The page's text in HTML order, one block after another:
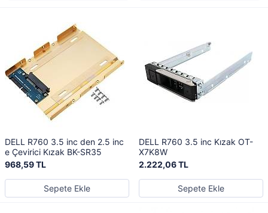
DELL R760 3.5 inc den 2.5 inc
e Çevirici Kızak BK-SR35
968,59 TL
Sepete Ekle
DELL R760 3.5 inc Kızak OT-
X7K8W
2.222,06 TL
Sepete Ekle